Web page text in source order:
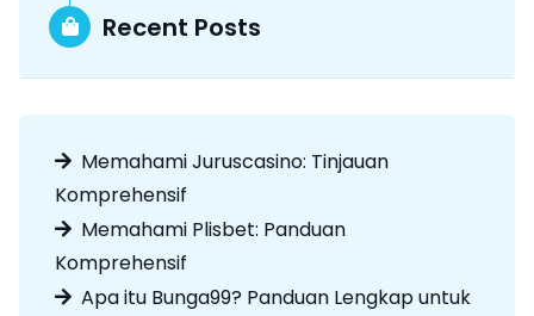
Recent Posts
Memahami Juruscasino: Tinjauan
Komprehensif
Memahami Plisbet: Panduan
Komprehensif
Apa itu Bunga99? Panduan Lengkap untuk